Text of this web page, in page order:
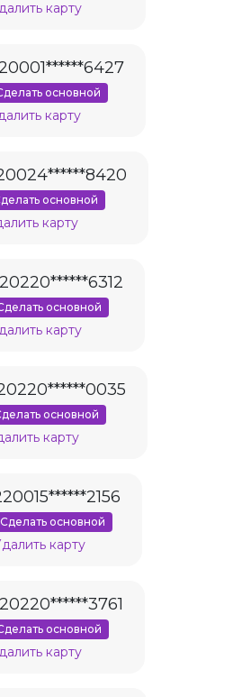
карту
основной
карту
основной
карту
основной
карту
основной
карту
Сделать основной
карту
основной
карту